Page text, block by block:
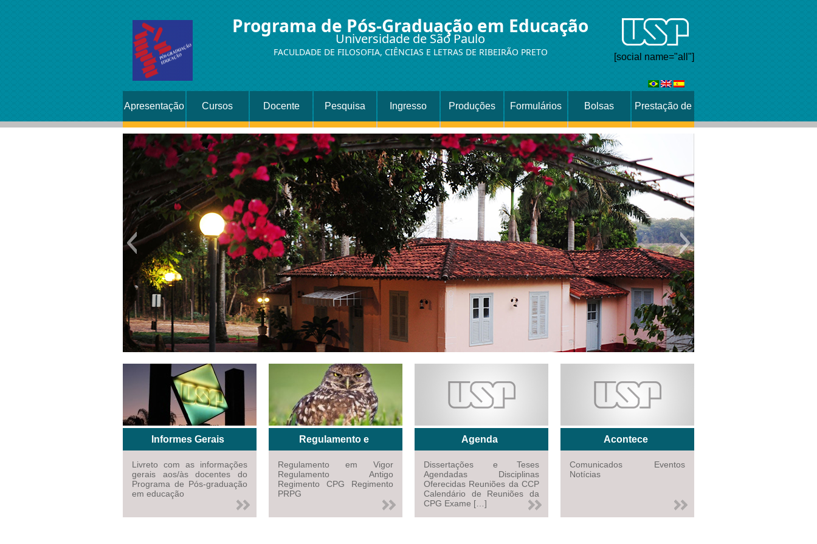
Programa de Pós-Graduação em Educação
Universidade de São Paulo
FACULDADE DE FILOSOFIA, CIÊNCIAS E LETRAS DE RIBEIRÃO PRETO [social name="all"]
Apresentação Cursos Docente Pesquisa Ingresso Produções Formulários Bolsas Prestação de
Informes Gerais
Livreto com as informações
gerais aos/às docentes do
Programa de Pós-graduação
em educação
Regulamento e
Regimento
Regulamento em Vigor
Regulamento Antigo
Regimento CPG Regimento
PRPG
Agenda
Dissertações e Teses
Agendadas Disciplinas
Oferecidas Reuniões da CCP
Calendário de Reuniões da
CPG Exame […]
Acontece
Comunicados Eventos
Notícias